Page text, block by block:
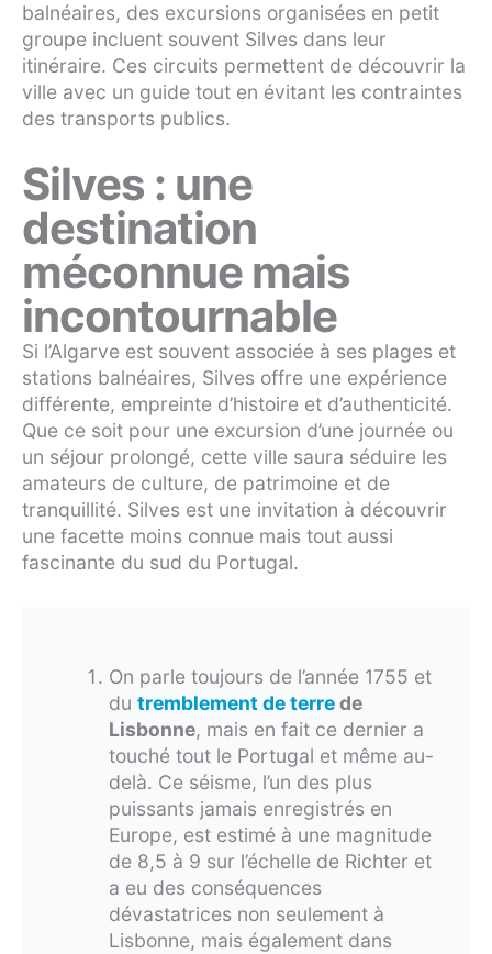
balnéaires, des excursions organisées en petit
groupe incluent souvent Silves dans leur
itinéraire. Ces circuits permettent de découvrir la
ville avec un guide tout en évitant les contraintes
des transports publics.
Silves : une
destination
méconnue mais
incontournable
Si l’Algarve est souvent associée à ses plages et
stations balnéaires, Silves offre une expérience
différente, empreinte d’histoire et d’authenticité.
Que ce soit pour une excursion d’une journée ou
un séjour prolongé, cette ville saura séduire les
amateurs de culture, de patrimoine et de
tranquillité. Silves est une invitation à découvrir
une facette moins connue mais tout aussi
fascinante du sud du Portugal.
On parle toujours de l’année 1755 et
du tremblement de terrede
Lisbonne, mais en fait ce dernier a
touché tout le Portugal et même au-
delà. Ce séisme, l’un des plus
puissants jamais enregistrés en
Europe, est estimé à une magnitude
de 8,5 à 9 sur l’échelle de Richter et
a eu des conséquences
dévastatrices non seulement à
Lisbonne, mais également dans